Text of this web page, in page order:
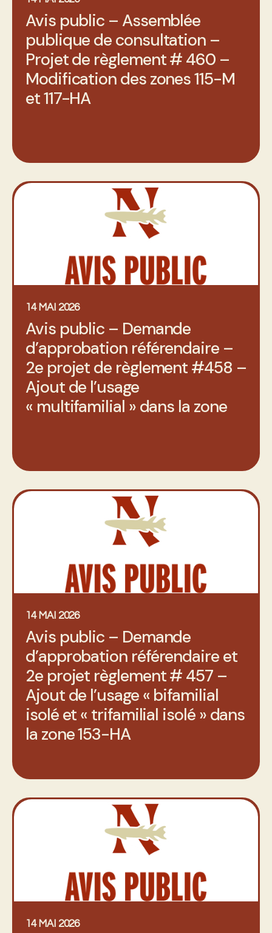
Avis public – Assemblée
publique de consultation –
Projet de règlement # 460 –
Modification des zones 115-M
et 117-HA
14 MAI 2026
Avis public – Demande
d’approbation référendaire –
2e projet de règlement #458 –
Ajout de l’usage
« multifamilial » dans la zone
14 MAI 2026
Avis public – Demande
d’approbation référendaire et
2e projet règlement # 457 –
Ajout de l’usage « bifamilial
isolé et « trifamilial isolé » dans
la zone 153-HA
14 MAI 2026